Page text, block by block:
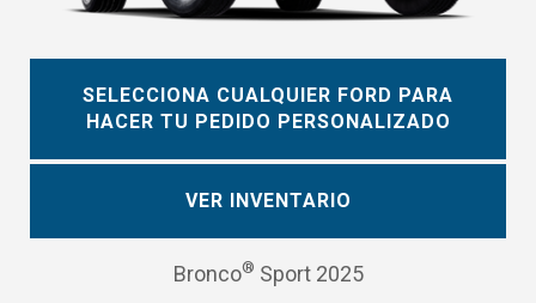
SELECCIONA CUALQUIER FORD PARA
HACER TU PEDIDO PERSONALIZADO
VER INVENTARIO
Bronco® Sport 2025